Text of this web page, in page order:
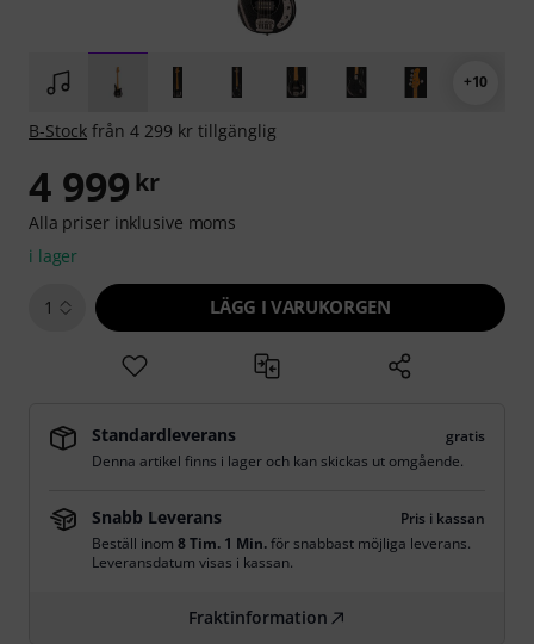
+10
B-Stock från 4 299 kr tillgänglig
4 999 kr
Alla priser inklusive moms
i lager
1 LÄGG I VARUKORGEN
Standardleverans
gratis
Denna artikel finns i lager och kan skickas ut omgående.
Snabb Leverans
Pris i kassan
Beställ inom 8 Tim. 1 Min.för snabbast möjliga leverans.
Leveransdatum visas i kassan.
Fraktinformation